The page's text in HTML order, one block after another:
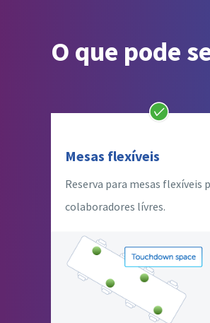
O que pode
Mesas flexíveis
Reserva para mesas flexíveis
colaboradores lívres.